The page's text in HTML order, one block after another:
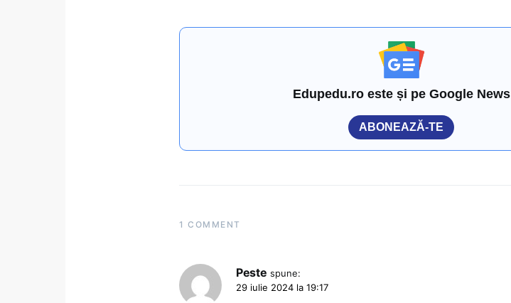
Edupedu.ro este și pe Google News
ABONEAZĂ-TE
1 COMMENT
Peste spune:
29 iulie 2024 la 19:17